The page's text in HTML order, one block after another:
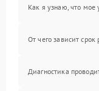
Как я узнаю, что мое
От чего зависит
Диагностика